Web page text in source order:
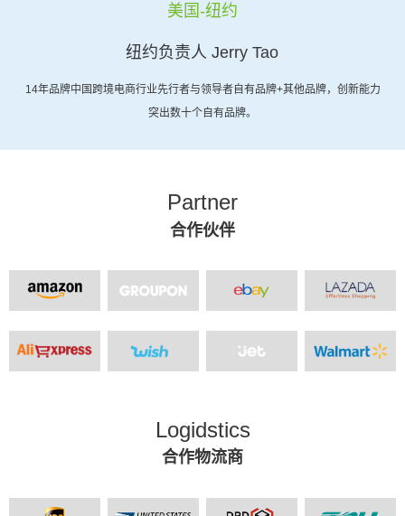
美国-纽约
纽约负责人 Jerry Tao
14年品牌中国跨境电商行业先行者与领导者自有品牌+其他品牌，创新能力
突出数十个自有品牌。
Partner
合作伙伴
Logidstics
合作物流商